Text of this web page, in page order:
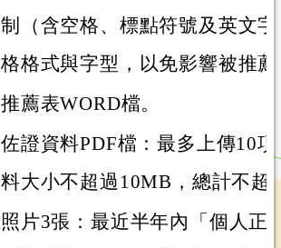
制（含空格、標點符號及英文
格格式與字型，以免影響被推
推薦表WORD檔。
佐證資料PDF檔：最多上傳10
料大小不超過10MB，總計不超
照片3張：最近半年內「個人正